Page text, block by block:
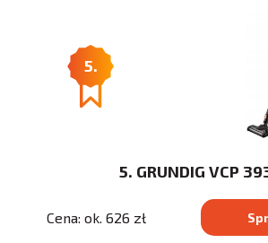
5.
5. GRUNDIG VCP
Cena: ok. 626 zł